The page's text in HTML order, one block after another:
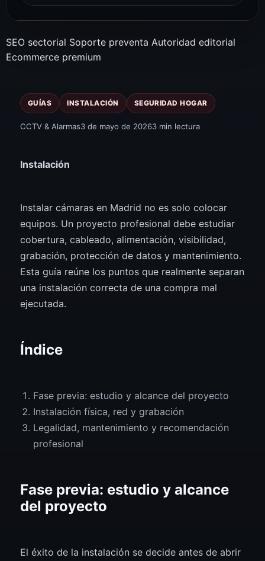
SEO sectorial Soporte preventa Autoridad editorial
Ecommerce premium
GUÍAS INSTALACIÓN SEGURIDAD HOGAR
CCTV & Alarmas3 de mayo de 20263 min lectura
Instalación
Instalar cámaras en Madrid no es solo colocar
equipos. Un proyecto profesional debe estudiar
cobertura, cableado, alimentación, visibilidad,
grabación, protección de datos y mantenimiento.
Esta guía reúne los puntos que realmente separan
una instalación correcta de una compra mal
ejecutada.
Índice
Fase previa: estudio y alcance del proyecto
Instalación física, red y grabación
Legalidad, mantenimiento y recomendación
profesional
Fase previa: estudio y alcance
del proyecto
El éxito de la instalación se decide antes de abrir